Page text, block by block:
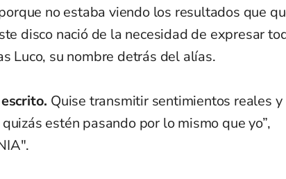
no estaba viendo los resultados que
disco nació de la necesidad de expresar
Luco, su nombre detrás del alías.
Quise transmitir sentimientos reales y
estén pasando por lo mismo que yo”,